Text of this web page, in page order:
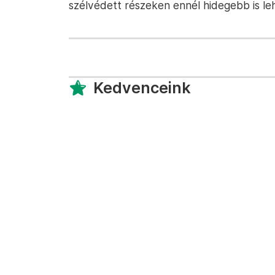
szélvédett részeken ennél hidegebb is
Kedvenceink